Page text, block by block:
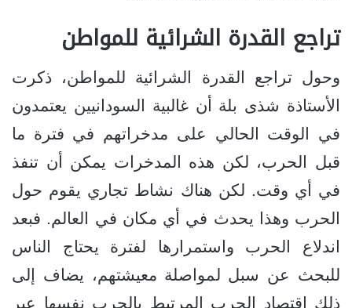
تراجع القدرة الشرائية للمواطن
وحول تراجع القدرة الشرائية للمواطن، ذكرت
الأستاذة شذى بلة أن غالبية السودانيين يعتمدون
في الوقت الحالي على مدخراتهم في فترة ما
قبل الحرب، لكن هذه المدخرات يمكن أن تنفذ
في أي وقت. لكن هناك نشاط تجاري يقوم حول
الحرب وهذا يحدث في أي مكان في العالم. فبعد
اندلاع الحرب واستمرارها لفترة يحتاج الناس
للبحث عن سبل لمواصلة معيشتهم، يضاف إلى
ذلك اقتصاد الحرب المرتبط بالحرب نفسها عبر